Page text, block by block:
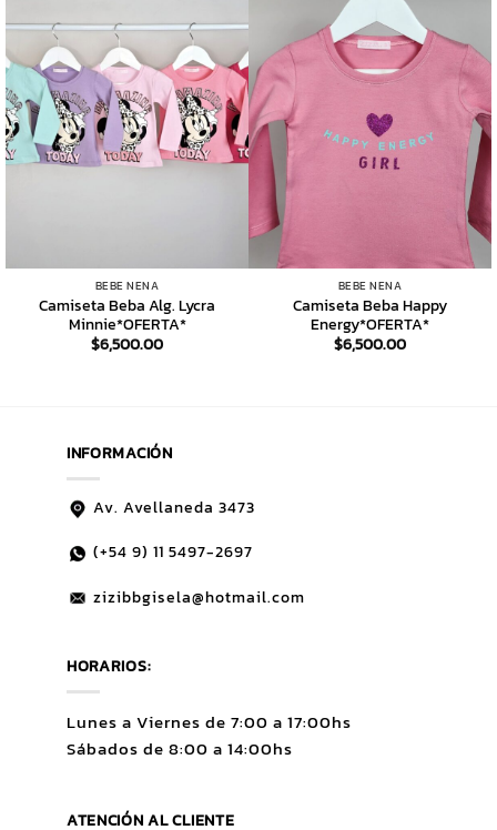
BEBE NENA
Camiseta Beba Alg. Lycra
Minnie*OFERTA*
$6,500.00
BEBE NENA
Camiseta Beba Happy
Energy*OFERTA*
$6,500.00
INFORMACIÓN
Av. Avellaneda 3473
(+54 9) 11 5497-2697
zizibbgisela@hotmail.com
HORARIOS:
Lunes a Viernes de 7:00 a 17:00hs
Sábados de 8:00 a 14:00hs
ATENCIÓN AL CLIENTE